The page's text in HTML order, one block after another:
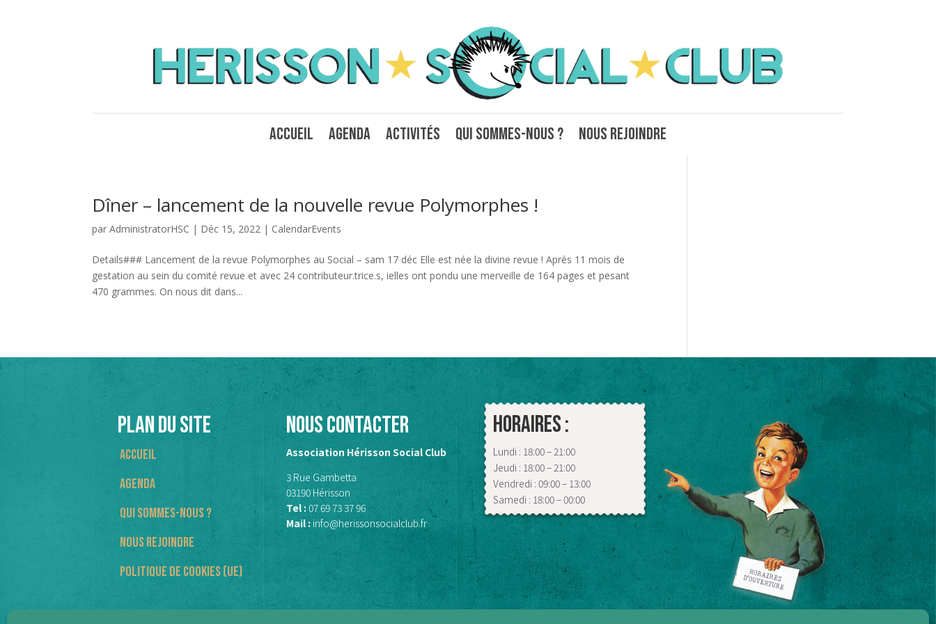
Accueil Agenda Activités Qui sommes-nous ? Nous rejoindre
Dîner – lancement de la nouvelle revue Polymorphes !
par AdministratorHSC | Déc 15, 2022 | CalendarEvents
Details### Lancement de la revue Polymorphes au Social – sam 17 déc Elle est née la divine revue ! Après 11 mois de
gestation au sein du comité revue et avec 24 contributeur.trice.s, ielles ont pondu une merveille de 164 pages et pesant
470 grammes. On nous dit dans...
PLAN DU SITE
Accueil
Agenda
Qui sommes-nous ?
Nous rejoindre
Politique de cookies (UE)
Nous contacter
Association Hérisson Social Club
3 Rue Gambetta
03190 Hérisson
Tel :07 69 73 37 96
Mail : info@herissonsocialclub.fr
Horaires :
Lundi : 18:00 – 21:00
Jeudi : 18:00 – 21:00
Vendredi : 09:00 – 13:00
Samedi : 18:00 – 00:00